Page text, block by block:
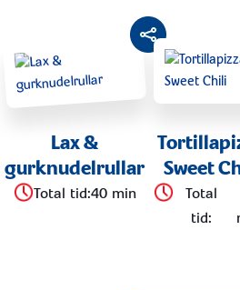
Lax &
gurknudelrullar
Total tid:40 min
Sweet
Total
tid: